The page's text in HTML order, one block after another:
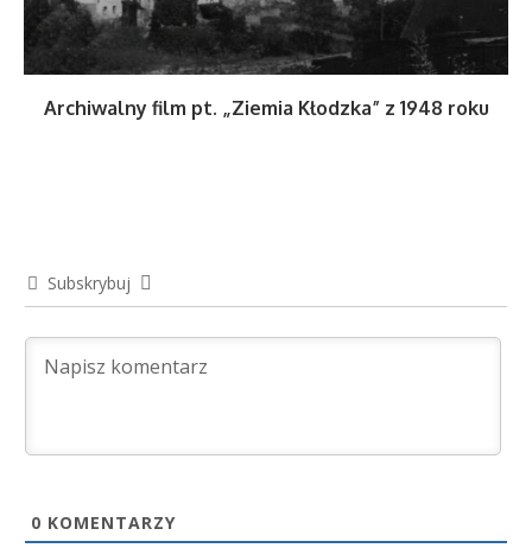
Archiwalny film pt. „Ziemia Kłodzka” z 1948 roku
Subskrybuj
0 KOMENTARZY